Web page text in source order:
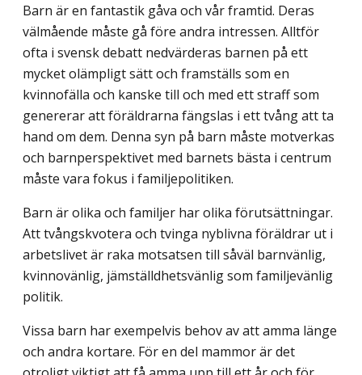
Barn är en fantastik gåva och vår framtid. Deras
välmående måste gå före andra intressen. Alltför
ofta i svensk debatt nedvärderas barnen på ett
mycket olämpligt sätt och framställs som en
kvinnofälla och kanske till och med ett straff som
genererar att föräldrarna fängslas i ett tvång att ta
hand om dem. Denna syn på barn måste motverkas
och barnperspektivet med barnets bästa i centrum
måste vara fokus i familjepolitiken.
Barn är olika och familjer har olika förutsättningar.
Att tvångskvotera och tvinga nyblivna föräldrar ut i
arbetslivet är raka motsatsen till såväl barnvänlig,
kvinnovänlig, jämställdhetsvänlig som familjevänlig
politik.
Vissa barn har exempelvis behov av att amma länge
och andra kortare. För en del mammor är det